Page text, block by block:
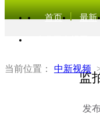
首页 最新
当前位置： 中新视频
监
发